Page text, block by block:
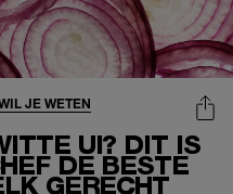
UI? DIT IS
DE BESTE
GERECHT
JE WETEN